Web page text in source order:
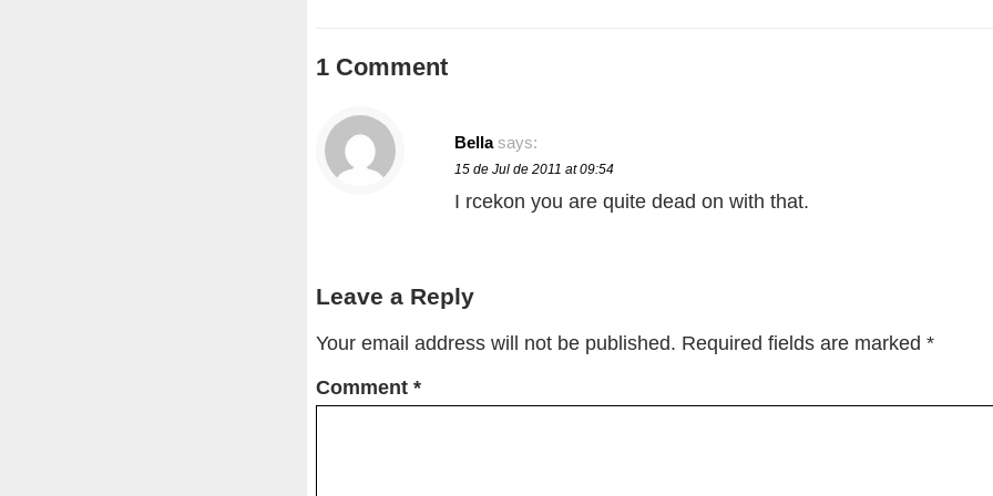
1 Comment
Bella says:
15 de Jul de 2011 at 09:54
I rcekon you are quite dead on with that.
Leave a Reply
Your email address will not be published. Required fields are marked *
Comment *